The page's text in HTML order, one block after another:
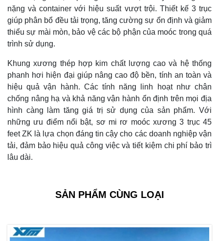
nặng và container với hiệu suất vượt trội. Thiết kế 3 trục
giúp phân bổ đều tải trọng, tăng cường sự ổn định và giảm
thiểu sự mài mòn, bảo vệ các bộ phận của moóc trong quá
trình sử dụng.
Khung xương thép hợp kim chất lượng cao và hệ thống
phanh hơi hiện đại giúp nâng cao độ bền, tính an toàn và
hiệu quả vận hành. Các tính năng linh hoạt như chân
chống nâng hạ và khả năng vận hành ổn định trên mọi địa
hình càng làm tăng giá trị sử dụng của sản phẩm. Với
những ưu điểm nổi bật, sơ mi rơ moóc xương 3 trục 45
feet ZK là lựa chọn đáng tin cậy cho các doanh nghiệp vận
tải, đảm bảo hiệu quả công việc và tiết kiệm chi phí bảo trì
lâu dài.
SẢN PHẨM CÙNG LOẠI